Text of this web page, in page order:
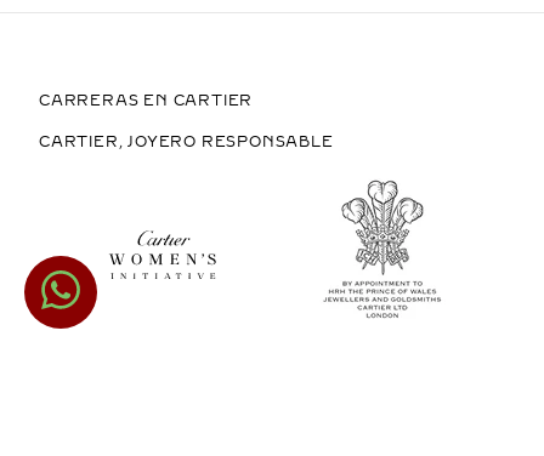
CARRERAS EN CARTIER
CARTIER, JOYERO RESPONSABLE